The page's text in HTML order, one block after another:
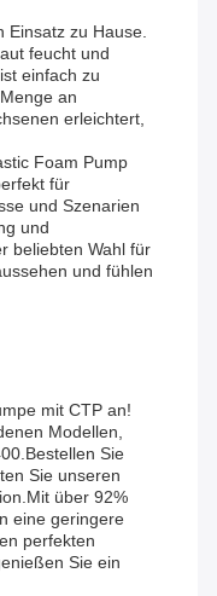
Einsatz zu Hause.
feucht und
einfach zu
an
erleichtert,
Foam Pump
für
und Szenarien
und
beliebten Wahl für
und fühlen
mit CTP an!
Modellen,
Sie
Sie unseren
über 92%
eine geringere
perfekten
Sie ein